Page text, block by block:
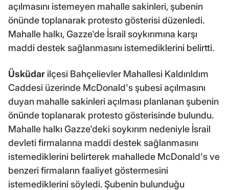
açılmasını istemeyen mahalle sakinleri, şubenin
önünde toplanarak protesto gösterisi düzenledi.
Mahalle halkı, Gazze'de İsrail soykırımına karşı
maddi destek sağlanmasını istemediklerini belirtti.
Üsküdar ilçesi Bahçelievler Mahallesi Kaldırıldım
Caddesi üzerinde McDonald's şubesi açılmasını
duyan mahalle sakinleri açılması planlanan şubenin
önünde toplanarak protesto gösterisinde bulundu.
Mahalle halkı Gazze'deki soykırım nedeniyle İsrail
devleti firmalarına maddi destek sağlanmasını
istemediklerini belirterek mahallede McDonald's ve
benzeri firmaların faaliyet göstermesini
istemediklerini söyledi. Şubenin bulunduğu